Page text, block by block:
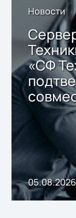
Новости
«СФ
05.08.2026